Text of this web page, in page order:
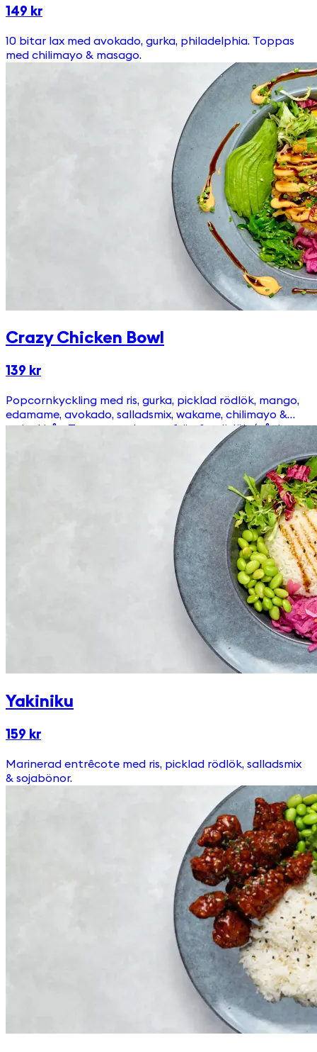
149 kr
10 bitar lax med avokado, gurka, philadelphia. Toppas
med chilimayo & masago.
Crazy Chicken Bowl
139 kr
Popcornkyckling med ris, gurka, picklad rödlök, mango,
edamame, avokado, salladsmix, wakame, chilimayo &
teriyakisås. Toppas med sesamfrön & gräslök. (går inte
Yakiniku
159 kr
Marinerad entrêcote med ris, picklad rödlök, salladsmix
& sojabönor.